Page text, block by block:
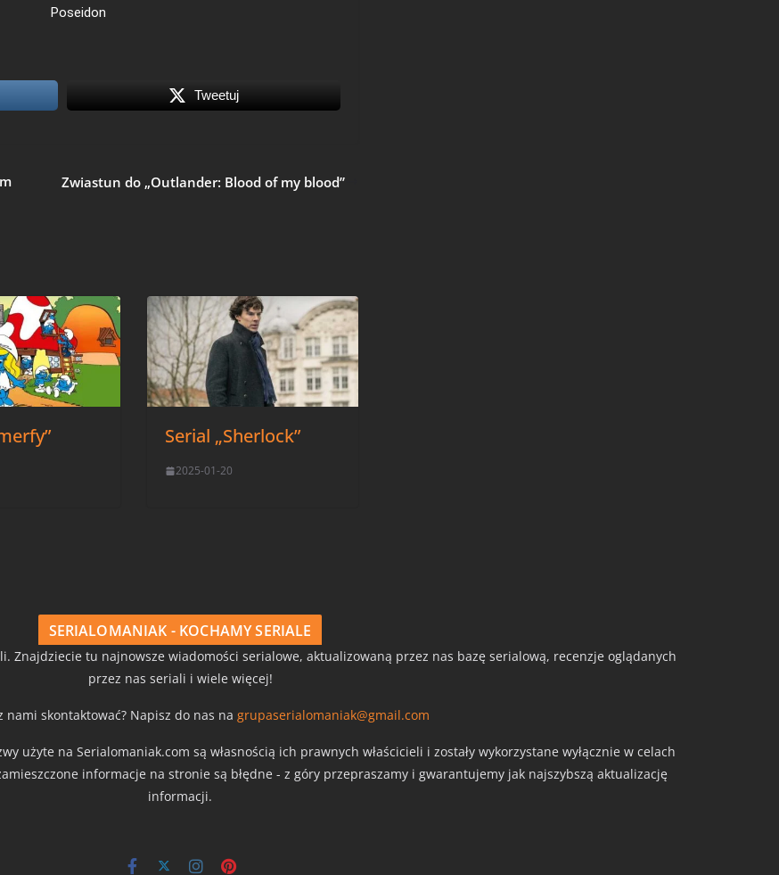
Poseidon
Tweetuj
Zwiastun do „Outlander: Blood of my blood”
Serial „Sherlock”
2025-01-20
SERIALOMANIAK - KOCHAMY SERIALE
Znajdziecie tu najnowsze wiadomości serialowe, aktualizowaną przez nas bazę serialową, recenzje oglądanych
przez nas seriali i wiele więcej!
nami skontaktować? Napisz do nas na grupaserialomaniak@gmail.com
użyte na Serialomaniak.com są własnością ich prawnych właścicieli i zostały wykorzystane wyłącznie w celach
informacje na stronie są błędne - z góry przepraszamy i gwarantujemy jak najszybszą aktualizację
informacji.